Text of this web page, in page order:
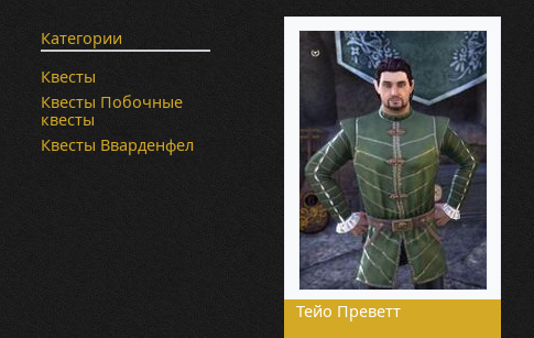
Тейо Преветт
Категории
Квесты
Квесты Побочные
квесты
Квесты Вварденфел